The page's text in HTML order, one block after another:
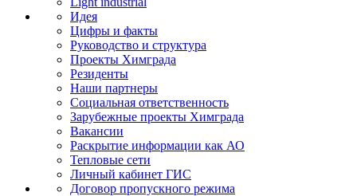
Идея
Цифры и факты
Руководство и структура
Проекты Химграда
Резиденты
Наши партнеры
Социальная ответственность
Зарубежные проекты Химграда
Вакансии
Раскрытие информации как АО
Тепловые сети
Личный кабинет ГИС
Договор пропускного режима